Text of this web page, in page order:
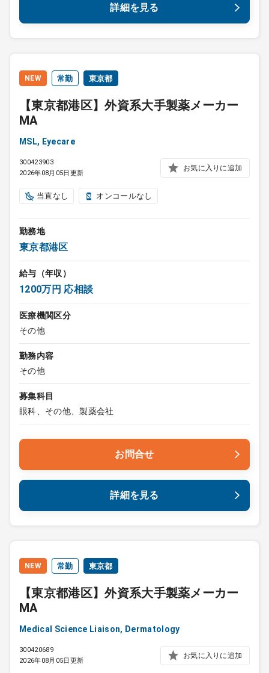
詳細を見る
NEW 常勤 東京都
【東京都港区】外資系大手製薬メーカー
MA
MSL, Eyecare
300423903
2026年08月05日更新
お気に入りに追加
当直なし オンコールなし
勤務地
東京都港区
給与（年収）
1200万円 応相談
医療機関区分
その他
勤務内容
その他
募集科目
眼科、その他、製薬会社
お問合せ
詳細を見る
NEW 常勤 東京都
【東京都港区】外資系大手製薬メーカー
MA
Medical Science Liaison, Dermatology
300420689
2026年08月05日更新
お気に入りに追加